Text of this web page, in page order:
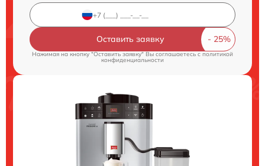
Оставить заявку
Нажимая на кнопку "Оставить заявку" Вы соглашаетесь cполитикой
конфиденциальности